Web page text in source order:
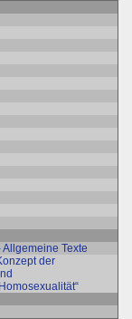
Texte
der